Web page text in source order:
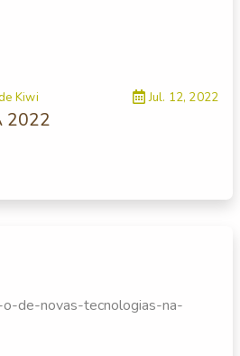
Kiwi Jul. 12, 2022
2022